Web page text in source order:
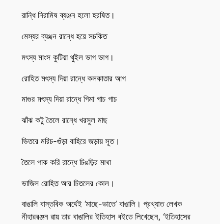
রান্ধি নিরামিষ ব্যঞ্জন হলো হরষিত।
মেস্যর ব্যঞ্জন রান্ধে হয়ে সচকিত
মৎস্য মাংস কুটিয়া থুইল ভাগ ভাগ।
রোহিত মৎস্য দিয়া রান্ধে কলকাতার আগ
মাগুর মৎস্য দিয়া রান্ধে গিমা গাচ গাচ
ঝাঁঝ কটু তৈলে রান্ধে খরসুল মাছ
ভিতরে মরিচ-গুঁড়া বাহিরে জড়ায় সূত।
তৈলে পাক করি রান্ধে চিঙড়ির মাথা
ভাজিল রোহিত আর চিতলের কোল।
বাঙালি বাস্তবিক অর্থেই ‘মাছে-ভাতে’ বাঙালি। প্রখ্যাত লেখক
নীহাররঞ্জন রায় তার বাঙালির ইতিহাস বইতে লিখেছেন, ‘ইতিহাসের